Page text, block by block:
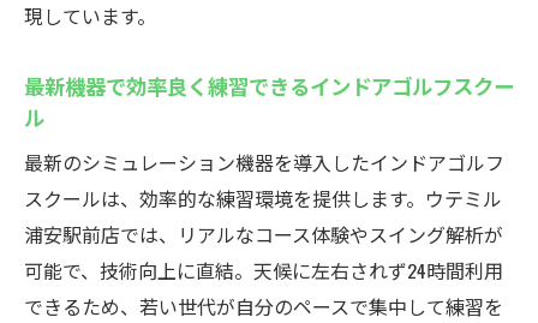
現しています。
最新機器で効率良く練習できるインドアゴルフスクー
ル
最新のシミュレーション機器を導入したインドアゴルフ
スクールは、効率的な練習環境を提供します。ウテミル
浦安駅前店では、リアルなコース体験やスイング解析が
可能で、技術向上に直結。天候に左右されず24時間利用
できるため、若い世代が自分のペースで集中して練習を